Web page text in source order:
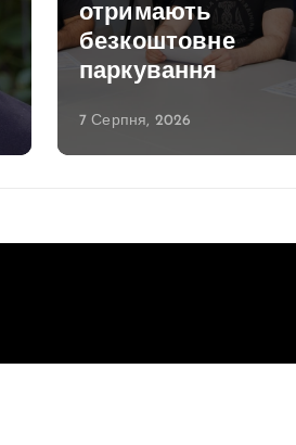
отримають
безкоштовне
паркування
7 Серпня, 2026